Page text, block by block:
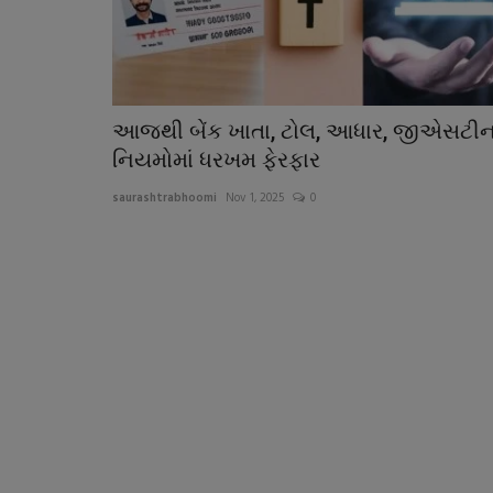
આજથી બેંક ખાતા, ટોલ, આધાર,
નિયમોમાં ધરખમ ફેરફાર
saurashtrabhoomi Nov 1, 2025 0